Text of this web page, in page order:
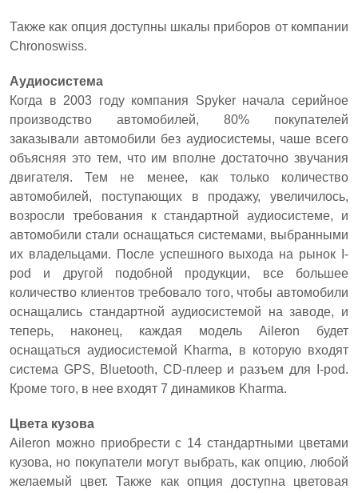
Также как опция доступны шкалы приборов от компании
Chronoswiss.
Аудиосистема
Когда в 2003 году компания Spyker начала серийное
производство автомобилей, 80% покупателей
заказывали автомобили без аудиосистемы, чаше всего
объясняя это тем, что им вполне достаточно звучания
двигателя. Тем не менее, как только количество
автомобилей, поступающих в продажу, увеличилось,
возросли требования к стандартной аудиосистеме, и
автомобили стали оснащаться системами, выбранными
их владельцами. После успешного выхода на рынок I-
pod и другой подобной продукции, все большее
количество клиентов требовало того, чтобы автомобили
оснащались стандартной аудиосистемой на заводе, и
теперь, наконец, каждая модель Aileron будет
оснащаться аудиосистемой Kharma, в которую входят
система GPS, Bluetooth, CD-плеер и разъем для I-pod.
Кроме того, в нее входят 7 динамиков Kharma.
Цвета кузова
Aileron можно приобрести с 14 стандартными цветами
кузова, но покупатели могут выбрать, как опцию, любой
желаемый цвет. Также как опция доступна цветовая